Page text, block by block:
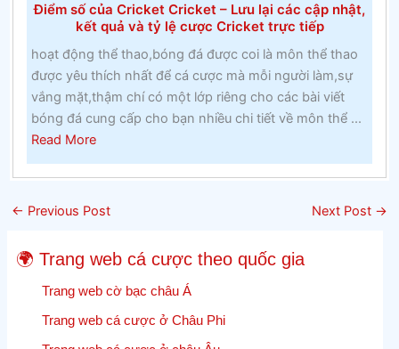
và
lớp
hai
tại
một
trường
cao
đẳng
giáo
năm
1960
Điểm số của Cricket Cricket – Lưu lại các cập nhật,
kết quả và tỷ lệ cược Cricket trực tiếp
hoạt động thể thao,bóng đá được coi là môn thể thao
được yêu thích nhất để cá cược mà mỗi người làm,sự
vắng mặt,thậm chí có một lớp riêng cho các bài viết
bóng đá cung cấp cho bạn nhiều chi tiết về môn thể ...
Read Moreabout
Điểm
số
của
–
Lưu
← Previous Post Next Post →
🌍 Trang web cá cược theo quốc gia
Trang web cờ bạc châu Á
Trang web cá cược ở Châu Phi